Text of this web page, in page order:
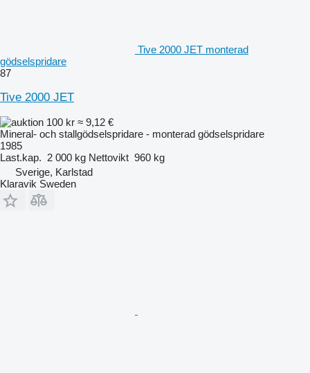
Tive 2000 JET monterad
gödselspridare
87
Tive 2000 JET
100 kr ≈ 9,12 €
Mineral- och stallgödselspridare - monterad gödselspridare
1985
Last.kap. 2 000 kg Nettovikt 960 kg
Sverige, Karlstad
Klaravik Sweden